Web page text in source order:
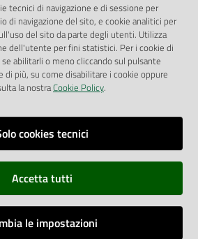
tecnici di navigazione e di sessione per
di navigazione del sito, e cookie analitici per
del sito da parte degli utenti. Utilizza
dell'utente per fini statistici. Per i cookie di
abilitarli o meno cliccando sul pulsante
di più, su come disabilitare i cookie oppure
la nostraCookie Policy.
cookies tecnici
Accetta tutti
le impostazioni